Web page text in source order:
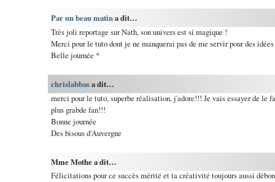
Par un beau matina dit…
Très joli reportage sur Nath, son univers est si magique !
Merci pour le tuto dont je ne manquerai pas de me servir pour des
Belle journée *
chrislabbasa dit…
merci pour le tuto, superbe réalisation, j'adore!!! Je vais essayer de le
plus grabde fan!!!
Bonne journée
Des bisous d'Auvergne
Mme Mothe a dit…
Félicitations pour ce succès mérité et ta créativité toujours aussi